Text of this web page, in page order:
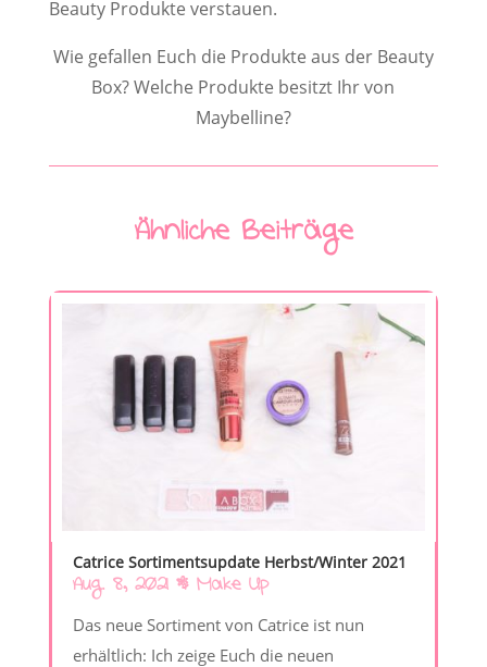
Beauty Produkte verstauen.
Wie gefallen Euch die Produkte aus der Beauty
Box? Welche Produkte besitzt Ihr von
Maybelline?
Ähnliche Beiträge
Catrice Sortimentsupdate Herbst/Winter 2021
Aug. 8, 2021| Make Up
Das neue Sortiment von Catrice ist nun
erhältlich: Ich zeige Euch die neuen